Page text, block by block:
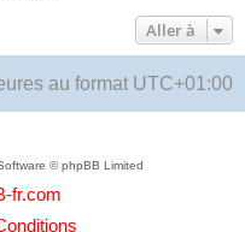
Aller à
au format UTC+01:00
© phpBB Limited
fr.com